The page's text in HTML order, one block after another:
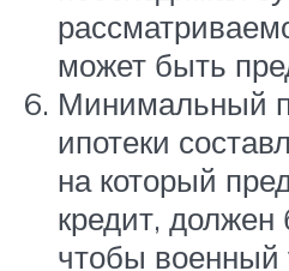
может быть
Минимальный
ипотеки
на который
кредит, должен
чтобы военный